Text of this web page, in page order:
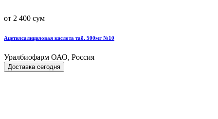
от 2 400 сум
Ацетилсалициловая кислота таб. 500мг №10
Уралбиофарм ОАО, Россия
Доставка сегодня